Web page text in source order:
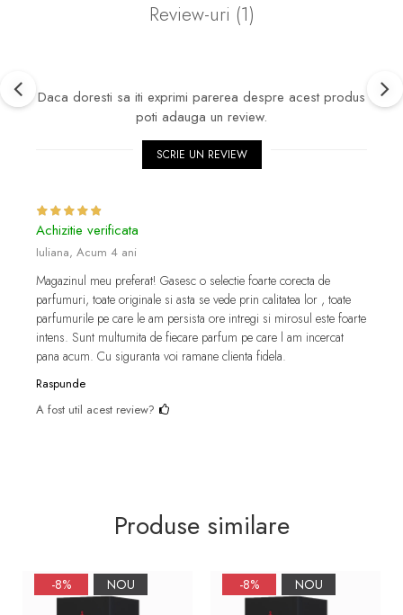
Review-uri (1)
Daca doresti sa iti exprimi parerea despre acest produs
poti adauga un review.
SCRIE UN REVIEW
Achizitie verificata
Iuliana, Acum 4 ani
Magazinul meu preferat! Gasesc o selectie foarte corecta de
parfumuri, toate originale si asta se vede prin calitatea lor , toate
parfumurile pe care le am persista ore intregi si mirosul este foarte
intens. Sunt multumita de fiecare parfum pe care l am incercat
pana acum. Cu siguranta voi ramane clienta fidela.
Raspunde
A fost util acest review?
Produse similare
-8% NOU -8% NOU